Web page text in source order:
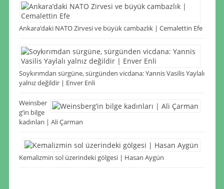
Ankara’daki NATO Zirvesi ve büyük cambazlık | Cemalettin Efe
Soykırımdan sürgüne, sürgünden vicdana: Yannis Vasilis Yaylalı
yalnız değildir | Enver Enli
Weinsber
g’in bilge
kadınları | Ali Çarman
Kemalizmin sol üzerindeki gölgesi | Hasan Aygün